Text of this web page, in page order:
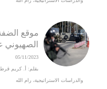
موقع
05/11/2023
بقلم: أ. كريم
والدراسات الاستراتيجية، رام الله